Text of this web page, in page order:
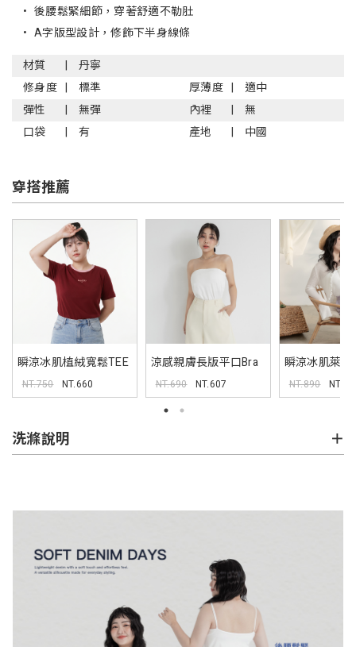
• 後腰鬆緊細節，穿著舒適不勒肚
• A字版型設計，修飾下半身線條
材質
丹寧
修身度
標準 厚薄度
適中
彈性
無彈 內裡
無
口袋
有 產地 中國
穿搭推薦
瞬涼冰肌植絨寬鬆TEE
NT.750 NT.660
涼感親膚長版平口Bra
背心 Pobra
NT.690 NT.607
瞬涼冰肌萊
織外套
NT.890 NT.1
洗滌說明